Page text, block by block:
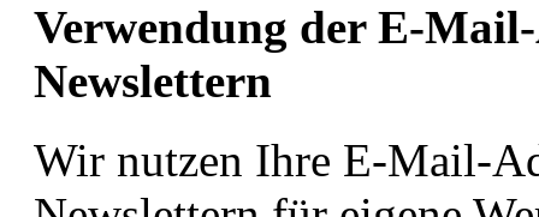
Verwendung der E-
Newslettern
Wir nutzen Ihre E-Mail-